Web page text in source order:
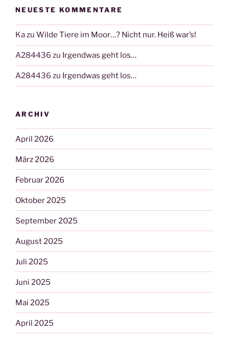
NEUESTE KOMMENTARE
Kazu Wilde Tiere im Moor…? Nicht nur. Heiß war’s!
A284436 zu Irgendwas geht los…
A284436 zu Irgendwas geht los…
ARCHIV
April 2026
März 2026
Februar 2026
Oktober 2025
September 2025
August 2025
Juli 2025
Juni 2025
Mai 2025
April 2025